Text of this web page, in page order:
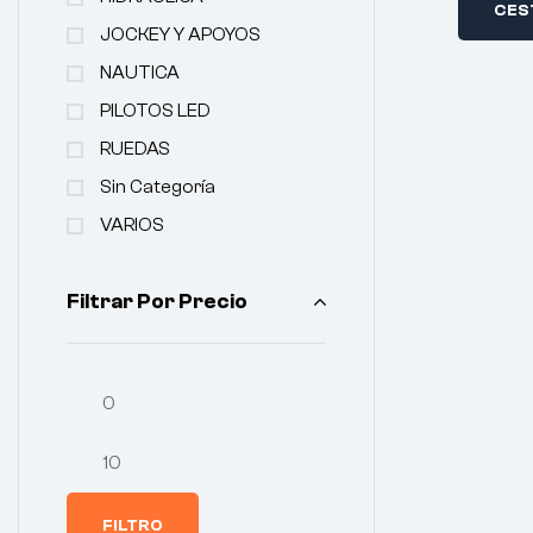
JOCKEY Y APOYOS
NAUTICA
PILOTOS LED
RUEDAS
Sin Categoría
VARIOS
Filtrar Por Precio
FILTRO